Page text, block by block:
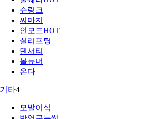
슈링크
써마지
인모드HOT
실리프팅
덴서티
볼뉴머
온다
기타4
모발이식